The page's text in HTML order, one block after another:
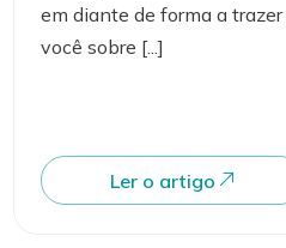
em diante de forma a
você sobre [...]
Ler o artigo